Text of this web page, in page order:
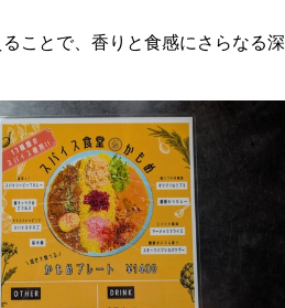
ことで、香りと食感にさらなる深